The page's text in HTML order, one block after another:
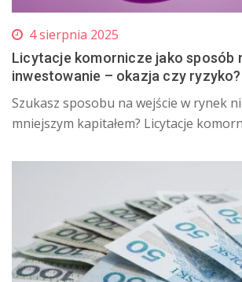
4 sierpnia 2025
Licytacje komornicze jako sposób
inwestowanie – okazja czy ryzyko?
Szukasz sposobu na wejście w rynek
mniejszym kapitałem? Licytacje